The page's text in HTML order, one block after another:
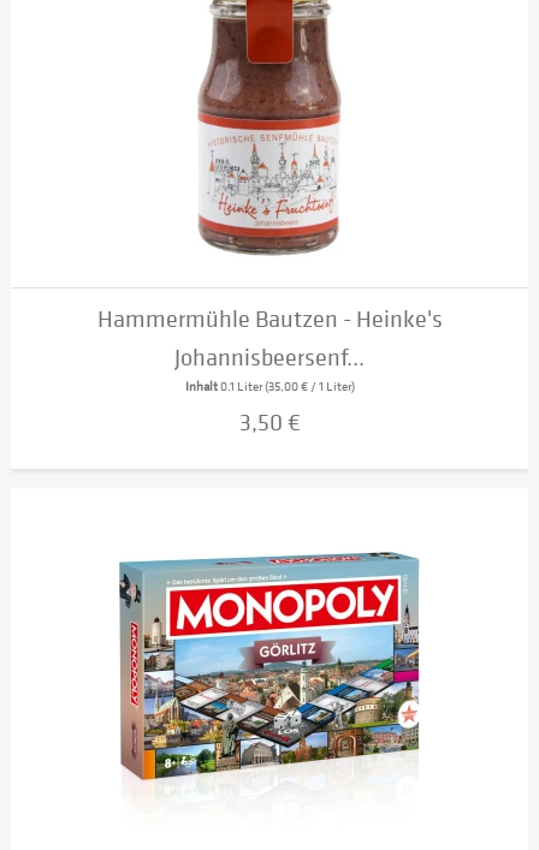
Hammermühle Bautzen - Heinke's
Johannisbeersenf...
Inhalt0.1 Liter(35,00 € / 1 Liter)
3,50 €